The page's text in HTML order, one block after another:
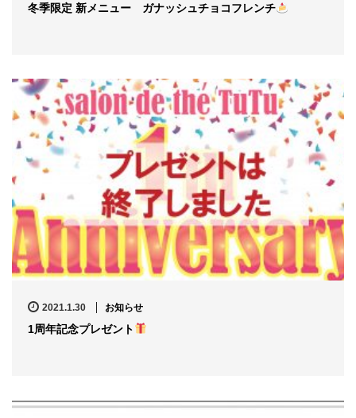
冬季限定 新メニュー ガナッシュチョコフレンチ
2021.1.30 お知らせ
1周年記念プレゼント